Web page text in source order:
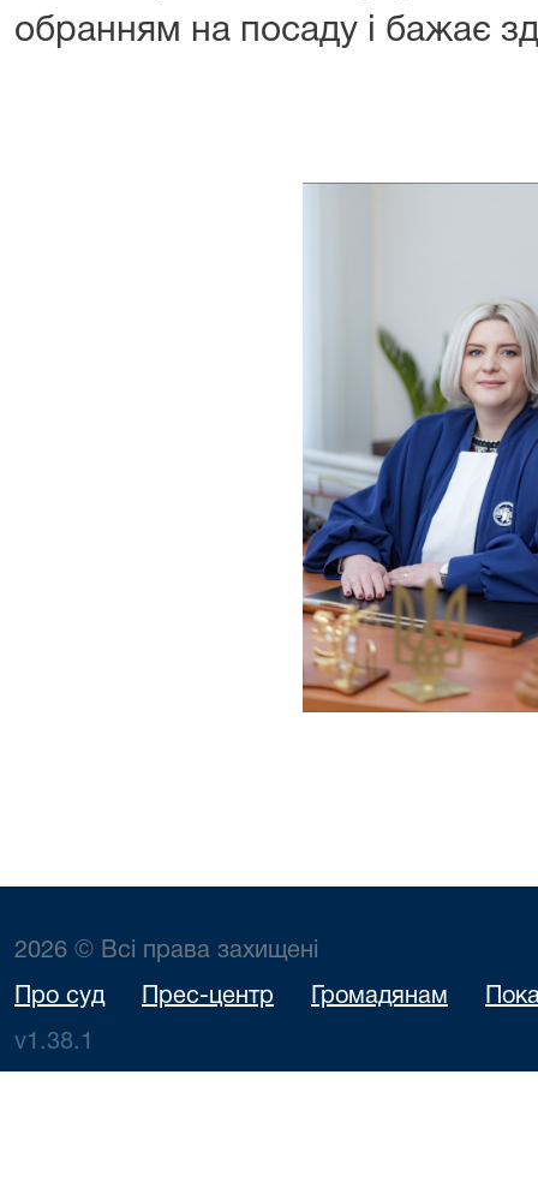
обранням на посаду і бажає
2026 © Всі права захищені
Про суд Прес-центр Громадянам
v1.38.1